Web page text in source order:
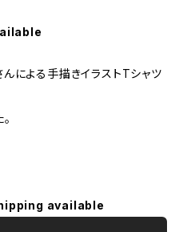
による手描きイラストTシャツ
available